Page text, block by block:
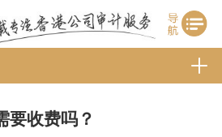
要收费吗？